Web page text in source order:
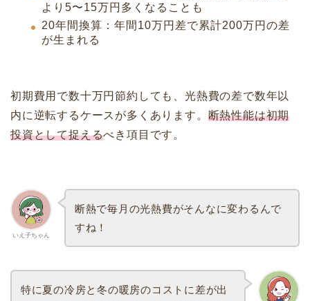
より5〜15万円多くなることも
20年間換算：年間10万円差で累計200万円の差
が生まれる
初期費用で数十万円節約しても、光熱費の差で数年以
内に逆転するケースが多くあります。 断熱性能は初期
投資として捉えるべき項目です。
いえ子ちゃん
断熱で毎月の光熱費がそんなに変わるんで
すね！
特に夏の冷房と冬の暖房のコストに差が出